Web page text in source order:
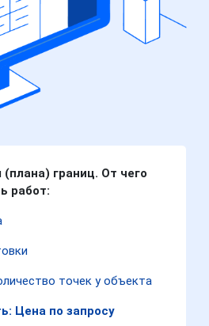
границ. От чего
работ:
точек у объекта
Цена по запросу